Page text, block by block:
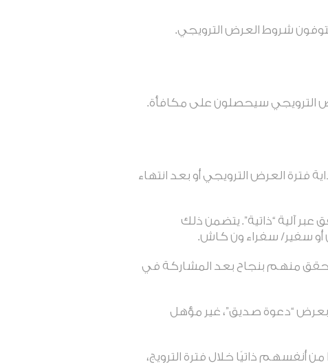
شروط العرض الترويجي.
الترويجي سيحصلون على مكافأة.
فترة العرض الترويجي أو بعد انتهاء
آلية “ذاتية”. يتضمن ذلك
أو سفير/ سفراء ون كاش.
منهم بنجاح بعد المشاركة في
“دعوة صديق”، غير مؤهل
أنفسهم ذاتيًا خلال فترة الترويج،